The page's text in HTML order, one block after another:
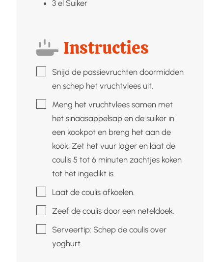
3 el Suiker
Instructies
▢Snijd de passievruchten doormidden
en schep het vruchtvlees uit.
▢Meng het vruchtvlees samen met
het sinaasappelsap en de suiker in
een kookpot en breng het aan de
kook. Zet het vuur lager en laat de
coulis 5 tot 6 minuten zachtjes koken
tot het ingedikt is.
▢Laat de coulis afkoelen.
▢
Zeef de coulis door een neteldoek.
▢Serveertip: Schep de coulis over
yoghurt.